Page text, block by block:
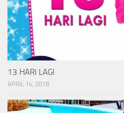
13 HARI LAGI
APRIL 14, 2018